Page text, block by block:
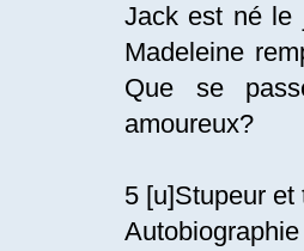
Jack est né le
Madeleine
Que se
amoureux?
5 [u]Stupeur